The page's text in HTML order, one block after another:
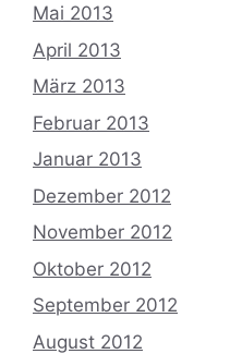
Mai 2013
April 2013
März 2013
Februar 2013
Januar 2013
Dezember 2012
November 2012
Oktober 2012
September 2012
August 2012